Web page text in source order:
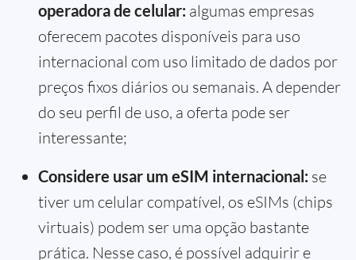
operadora de celular: algumas empresas
oferecem pacotes disponíveis para uso
internacional com uso limitado de dados por
preços fixos diários ou semanais. A depender
do seu perfil de uso, a oferta pode ser
interessante;
Considere usar um eSIM internacional: se
tiver um celular compatível, os eSIMs (chips
virtuais) podem ser uma opção bastante
prática. Nesse caso, é possível adquirir e